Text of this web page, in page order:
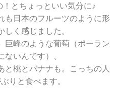
とちょっといい気分に♪
も日本のフルーツのように形
しく感じました。
巨峰のような葡萄（ポーラン
ないんです）、
と桃とバナナも。こっちの人
りと食べます。